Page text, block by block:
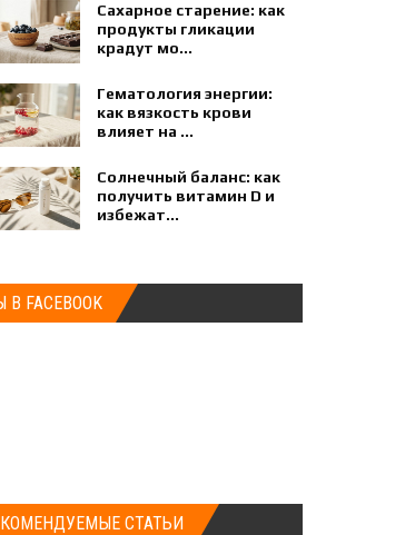
Сахарное старение: как
продукты гликации
крадут мо...
Гематология энергии:
как вязкость крови
влияет на ...
Солнечный баланс: как
получить витамин D и
избежат...
FACEBOOK
СТАТЬИ